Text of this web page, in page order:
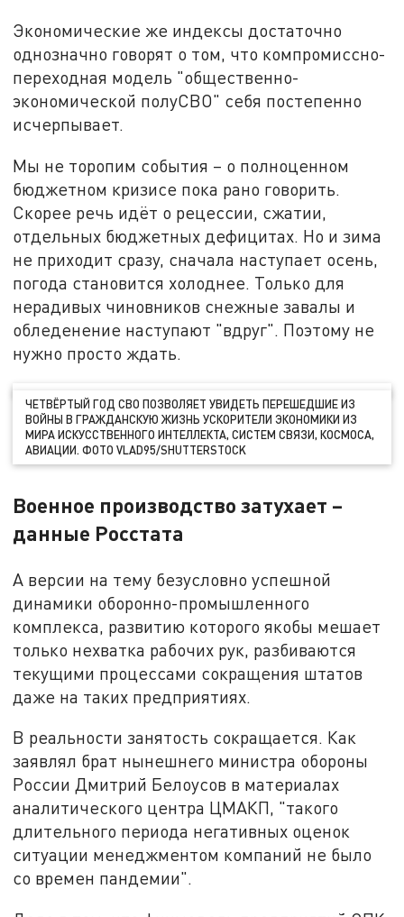
Экономические же индексы достаточно
однозначно говорят о том, что компромиссно-
переходная модель "общественно-
экономической полуСВО" себя постепенно
исчерпывает.
Мы не торопим события – о полноценном
бюджетном кризисе пока рано говорить.
Скорее речь идёт о рецессии, сжатии,
отдельных бюджетных дефицитах. Но и зима
не приходит сразу, сначала наступает осень,
погода становится холоднее. Только для
нерадивых чиновников снежные завалы и
обледенение наступают "вдруг". Поэтому не
нужно просто ждать.
ЧЕТВЁРТЫЙ ГОД СВО ПОЗВОЛЯЕТ УВИДЕТЬ ПЕРЕШЕДШИЕ ИЗ
ВОЙНЫ В ГРАЖДАНСКУЮ ЖИЗНЬ УСКОРИТЕЛИ ЭКОНОМИКИ ИЗ
МИРА ИСКУССТВЕННОГО ИНТЕЛЛЕКТА, СИСТЕМ СВЯЗИ, КОСМОСА,
АВИАЦИИ. ФОТО VLAD95/SHUTTERSTOCK
Военное производство затухает –
данные Росстата
А версии на тему безусловно успешной
динамики оборонно-промышленного
комплекса, развитию которого якобы мешает
только нехватка рабочих рук, разбиваются
текущими процессами сокращения штатов
даже на таких предприятиях.
В реальности занятость сокращается. Как
заявлял брат нынешнего министра обороны
России Дмитрий Белоусов в материалах
аналитического центра ЦМАКП, "такого
длительного периода негативных оценок
ситуации менеджментом компаний не было
со времен пандемии".